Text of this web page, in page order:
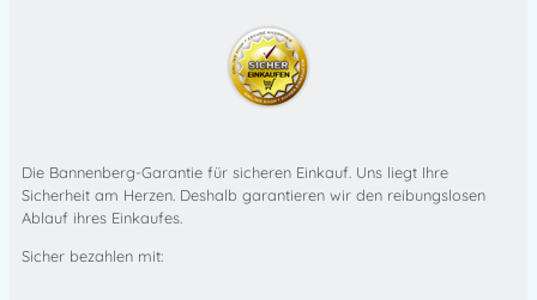
Die Bannenberg-Garantie für sicheren Einkauf. Uns liegt Ihre
Sicherheit am Herzen. Deshalb garantieren wir den reibungslosen
Ablauf ihres Einkaufes.
Sicher bezahlen mit: